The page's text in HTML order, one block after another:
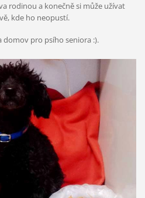
rodinou a konečně si může užívat
kde ho neopustí.
pro psího seniora :).